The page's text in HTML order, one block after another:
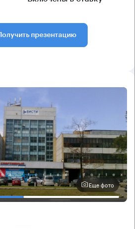
Получить презентацию
Еще фото